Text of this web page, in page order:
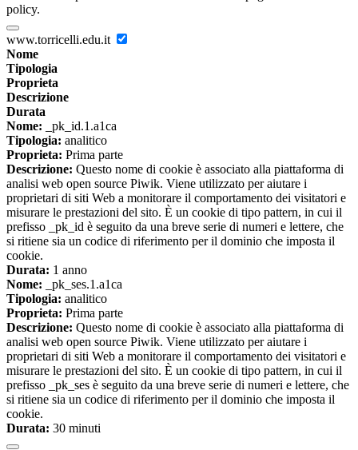
policy.
www.torricelli.edu.it
Nome
Tipologia
Proprieta
Descrizione
Durata
Nome: _pk_id.1.a1ca
Tipologia: analitico
Proprieta: Prima parte
Descrizione: Questo nome di cookie è associato alla piattaforma di
analisi web open source Piwik. Viene utilizzato per aiutare i
proprietari di siti Web a monitorare il comportamento dei visitatori e
misurare le prestazioni del sito. È un cookie di tipo pattern, in cui il
prefisso _pk_id è seguito da una breve serie di numeri e lettere, che
si ritiene sia un codice di riferimento per il dominio che imposta il
cookie.
Durata: 1 anno
Nome: _pk_ses.1.a1ca
Tipologia: analitico
Proprieta: Prima parte
Descrizione: Questo nome di cookie è associato alla piattaforma di
analisi web open source Piwik. Viene utilizzato per aiutare i
proprietari di siti Web a monitorare il comportamento dei visitatori e
misurare le prestazioni del sito. È un cookie di tipo pattern, in cui il
prefisso _pk_ses è seguito da una breve serie di numeri e lettere, che
si ritiene sia un codice di riferimento per il dominio che imposta il
cookie.
Durata: 30 minuti